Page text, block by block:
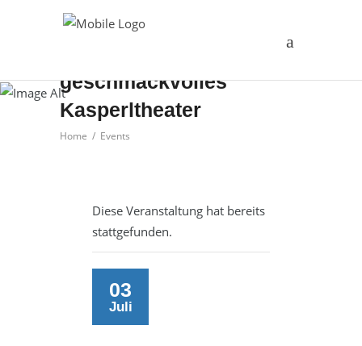
geschmackvolles
Kasperltheater
Home / Events
Diese Veranstaltung hat bereits
stattgefunden.
03
Juli